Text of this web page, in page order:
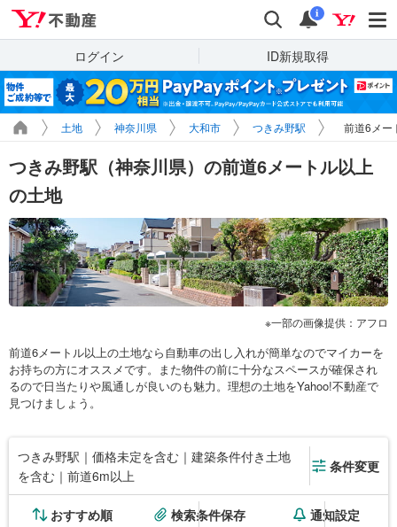
検索 通知
i
ログイン ID新規取得
土地 神奈川県 大和市 つきみ野駅 前道6メー
つきみ野駅（神奈川県）の前道6メートル以上
の土地
一部の画像提供：アフロ
前道6メートル以上の土地なら自動車の出し入れが簡単なのでマイカーを
お持ちの方にオススメです。また物件の前に十分なスペースが確保され
るので日当たりや風通しが良いのも魅力。理想の土地をYahoo!不動産で
見つけましょう。
つきみ野駅｜価格未定を含む｜建築条件付き土地
を含む｜前道6m以上
条件変更
おすすめ順 検索条件保存 通知設定